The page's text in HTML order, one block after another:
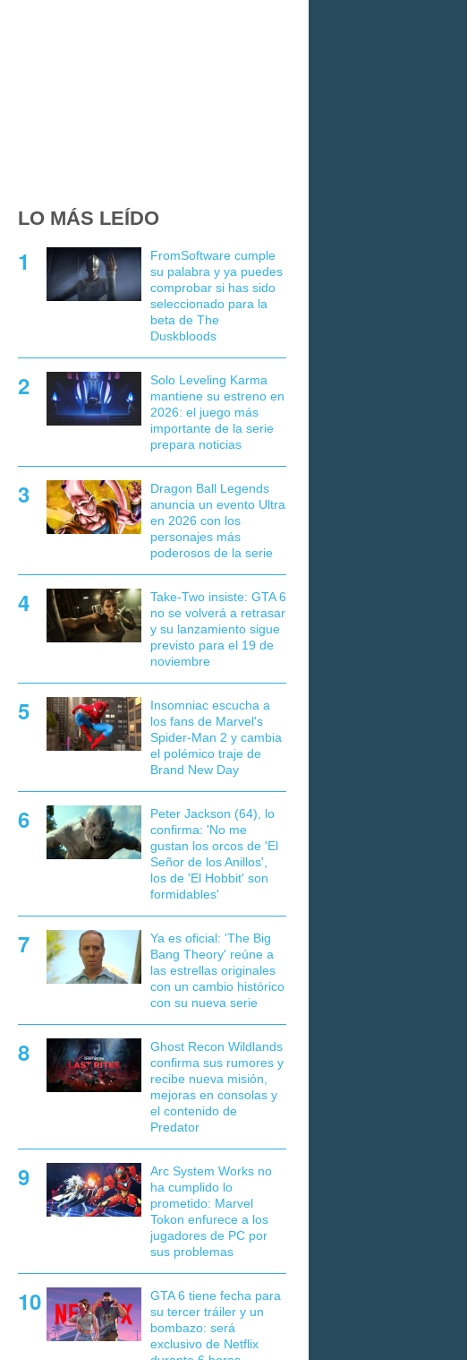
LO MÁS LEÍDO
FromSoftware cumple
su palabra y ya puedes
comprobar si has sido
seleccionado para la
beta de The
Duskbloods
Solo Leveling Karma
mantiene su estreno en
2026: el juego más
importante de la serie
prepara noticias
Dragon Ball Legends
anuncia un evento Ultra
en 2026 con los
personajes más
poderosos de la serie
Take-Two insiste: GTA 6
no se volverá a retrasar
y su lanzamiento sigue
previsto para el 19 de
noviembre
Insomniac escucha a
los fans de Marvel's
Spider-Man 2 y cambia
el polémico traje de
Brand New Day
Peter Jackson (64), lo
confirma: 'No me
gustan los orcos de 'El
Señor de los Anillos',
los de 'El Hobbit' son
formidables'
Ya es oficial: 'The Big
Bang Theory' reúne a
las estrellas originales
con un cambio histórico
con su nueva serie
Ghost Recon Wildlands
confirma sus rumores y
recibe nueva misión,
mejoras en consolas y
el contenido de
Predator
Arc System Works no
ha cumplido lo
prometido: Marvel
Tokon enfurece a los
jugadores de PC por
sus problemas
GTA 6 tiene fecha para
su tercer tráiler y un
bombazo: será
exclusivo de Netflix